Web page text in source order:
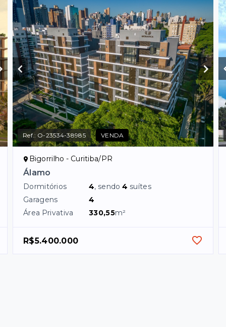
Ref.: O-23534-38985 VENDA
Bigorrilho - Curitiba/PR
Álamo
Dormitórios 4, sendo4 suítes
Garagens
4
Área Privativa
330,55m²
R$5.400.000